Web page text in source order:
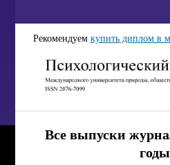
Рекомендуем купить диплом в
Все выпуски
годы